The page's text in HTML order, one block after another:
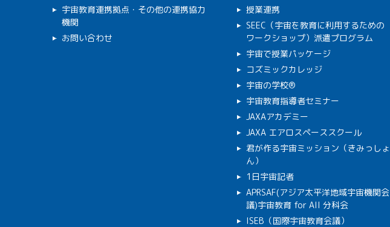
宇宙教育連携拠点・その他の連携協力
機関
お問い合わせ
授業連携
SEEC（宇宙を教育に利用するための
ワークショップ）派遣プログラム
宇宙で授業パッケージ
コズミックカレッジ
宇宙の学校®
宇宙教育指導者セミナー
JAXAアカデミー
JAXA エアロスペーススクール
君が作る宇宙ミッション（きみっしょ
ん）
1日宇宙記者
APRSAF(アジア太平洋地域宇宙機関会
議)宇宙教育 for All 分科会
ISEB（国際宇宙教育会議）